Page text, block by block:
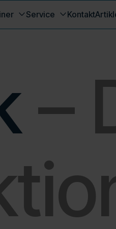
Service Kontakt
–